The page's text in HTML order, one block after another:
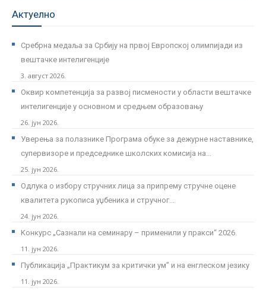
Актуелно
Сребрна медаља за Србију на првој Европској олимпијади из
вештачке интелигенције
3. август 2026.
Оквир компетенција за развој писмености у области вештачке
интелигенције у основном и средњем образовању
26. јун 2026.
Уверења за полазнике Програмa обуке за дежурне наставнике,
супервизоре и председнике школских комисија на...
25. јун 2026.
Одлука о избору стручних лица за припрему стручне оцене
квалитета рукописа уџбеника и стручног...
24. јун 2026.
Kонкурс „Сазнали на семинару – применили у пракси“ 2026.
11. јун 2026.
Публикација „Практикум за критички ум” и на енглеском језику
11. јун 2026.